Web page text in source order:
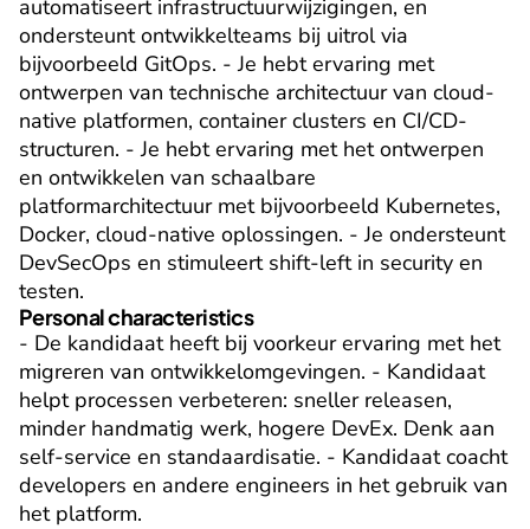
automatiseert infrastructuurwijzigingen, en
ondersteunt ontwikkelteams bij uitrol via
bijvoorbeeld GitOps. - Je hebt ervaring met
ontwerpen van technische architectuur van cloud-
native platformen, container clusters en CI/CD-
structuren. - Je hebt ervaring met het ontwerpen
en ontwikkelen van schaalbare
platformarchitectuur met bijvoorbeeld Kubernetes,
Docker, cloud-native oplossingen. - Je ondersteunt
DevSecOps en stimuleert shift-left in security en
testen.
Personal characteristics
- De kandidaat heeft bij voorkeur ervaring met het
migreren van ontwikkelomgevingen. - Kandidaat
helpt processen verbeteren: sneller releasen,
minder handmatig werk, hogere DevEx. Denk aan
self-service en standaardisatie. - Kandidaat coacht
developers en andere engineers in het gebruik van
het platform.